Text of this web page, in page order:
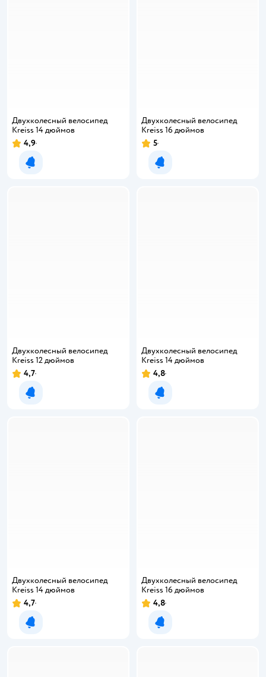
Двухколесный велосипед
Kreiss 14 дюймов
4,9
Уведомить о появлении
Двухколесный велосипед
Kreiss 16 дюймов
5
Уведомить о появлении
Двухколесный велосипед
Kreiss 12 дюймов
4,7
Уведомить о появлении
Двухколесный велосипед
Kreiss 14 дюймов
4,8
Уведомить о появлении
Двухколесный велосипед
Kreiss 14 дюймов
4,7
Уведомить о появлении
Двухколесный велосипед
Kreiss 16 дюймов
4,8
Уведомить о появлении